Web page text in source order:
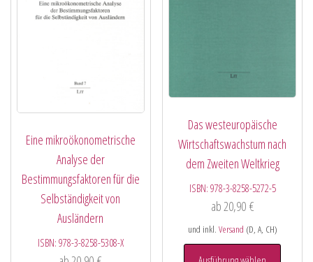
Eine mikroökonometrische
Analyse der
Bestimmungsfaktoren für die
Selbständigkeit von
Ausländern
ISBN: 978-3-8258-5308-X
Das westeuropäische
Wirtschaftswachstum nach
dem Zweiten Weltkrieg
ISBN: 978-3-8258-5272-5
ab 20,90 €
und inkl. Versand (D, A, CH)